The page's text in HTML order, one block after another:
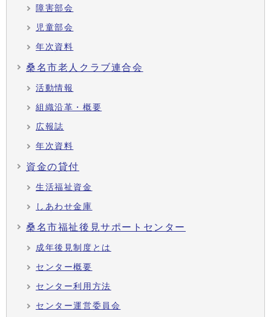
障害部会
児童部会
年次資料
桑名市老人クラブ連合会
活動情報
組織沿革・概要
広報誌
年次資料
資金の貸付
生活福祉資金
しあわせ金庫
桑名市福祉後見サポートセンター
成年後見制度とは
センター概要
センター利用方法
センター運営委員会